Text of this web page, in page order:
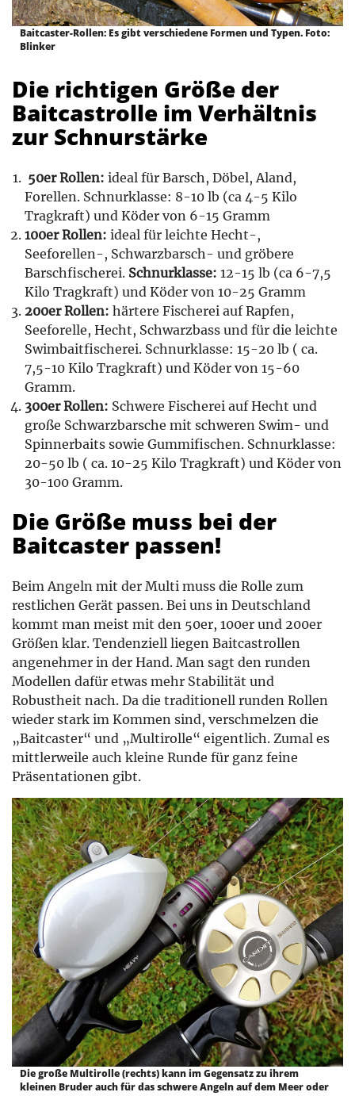
Baitcaster-Rollen: Es gibt verschiedene Formen und Typen. Foto:
Blinker
Die richtigen Größe der
Baitcastrolle im Verhältnis
zur Schnurstärke
50er Rollen: ideal für Barsch, Döbel, Aland,
Forellen. Schnurklasse: 8-10 lb (ca 4-5 Kilo
Tragkraft) und Köder von 6-15 Gramm
100er Rollen: ideal für leichte Hecht-,
Seeforellen-, Schwarzbarsch- und gröbere
Barschfischerei. Schnurklasse: 12-15 lb (ca 6-7,5
Kilo Tragkraft) und Köder von 10-25 Gramm
200er Rollen: härtere Fischerei auf Rapfen,
Seeforelle, Hecht, Schwarzbass und für die leichte
Swimbaitfischerei. Schnurklasse: 15-20 lb ( ca.
7,5-10 Kilo Tragkraft) und Köder von 15-60
Gramm.
300er Rollen: Schwere Fischerei auf Hecht und
große Schwarzbarsche mit schweren Swim- und
Spinnerbaits sowie Gummifischen. Schnurklasse:
20-50 lb ( ca. 10-25 Kilo Tragkraft) und Köder von
30-100 Gramm.
Die Größe muss bei der
Baitcaster passen!
Beim Angeln mit der Multi muss die Rolle zum
restlichen Gerät passen. Bei uns in Deutschland
kommt man meist mit den 50er, 100er und 200er
Größen klar. Tendenziell liegen Baitcastrollen
angenehmer in der Hand. Man sagt den runden
Modellen dafür etwas mehr Stabilität und
Robustheit nach. Da die traditionell runden Rollen
wieder stark im Kommen sind, verschmelzen die
„Baitcaster“ und „Multirolle“ eigentlich. Zumal es
mittlerweile auch kleine Runde für ganz feine
Präsentationen gibt.
Die große Multirolle (rechts) kann im Gegensatz zu ihrem
kleinen Bruder auch für das schwere Angeln auf dem Meer oder